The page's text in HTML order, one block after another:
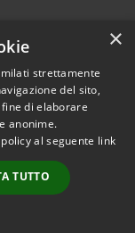
© 2026 • Comune di
• Powered by
•
Accesso
redazione
×
strettamente
del sito,
di elaborare
anonime.
al seguente link
TUTTO